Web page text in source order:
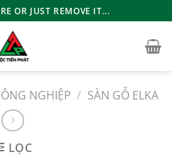
OR JUST REMOVE IT...
NGHIỆP / SÀN GỖ ELKA
LỌC